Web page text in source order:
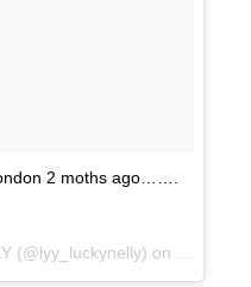
2 moths ago…….